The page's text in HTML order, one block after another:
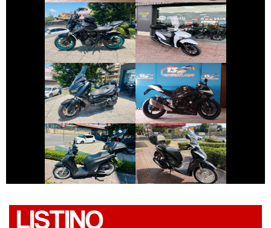
YAMAHA MT-07 SYM BWT
YAMAHA XMAX
€ 3.990 €
SUZUKI GSX-R
€ 6.490 €
HONDA SH
€ 2.690 €
HONDA SH
€ 2.450 €
LISTINO